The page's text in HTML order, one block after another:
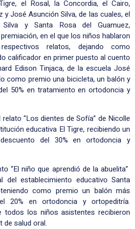
el Rosal, la Concordia, el Cairo,
y José Asunción Silva, de las cuales, el
y Santa Rosa del Guamuez,
en el que los niños hablaron
relatos, dejando como
calificador en primer puesto al cuento
Edison Tinjaca, de la escuela José
como premio una bicicleta, un balón y
50% en tratamiento en ortodoncia y
“Los dientes de Sofía” de Nicolle
educativa El Tigre, recibiendo un
del 30% en ortodoncia y
“El niño que aprendió de la abuelita”
del establecimiento educativo Santa
como premio un balón más
20% en ortodoncia y ortopeditría.
todos los niños asistentes recibieron
de salud oral.